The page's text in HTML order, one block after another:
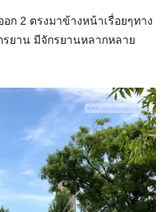
ก 2 ตรงมาข้างหน้าเรื่อยๆทาง
ยาน มีจักรยานหลากหลาย